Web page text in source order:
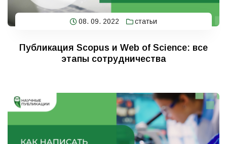
08. 09. 2022 статьи
Публикация Scopus и Web of Science: все
этапы сотрудничества